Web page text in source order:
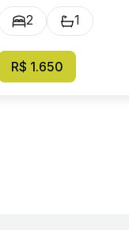
2 1
R$ 1.650